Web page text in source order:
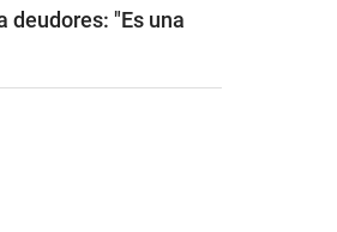
deudores: "Es una